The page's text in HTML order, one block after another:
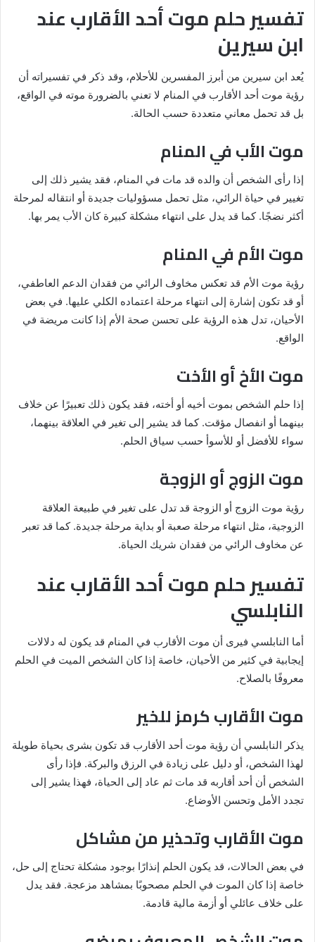
تفسير حلم موت أحد الأقارب عند
ابن سيرين
يُعد ابن سيرين من أبرز المفسرين للأحلام، وقد ذكر في تفسيراته أن
رؤية موت أحد الأقارب في المنام لا تعني بالضرورة موته في الواقع،
بل قد تحمل معاني متعددة حسب الحالة.
موت الأب في المنام
إذا رأى الشخص أن والده قد مات في المنام، فقد يشير ذلك إلى
تغيير في حياة الرائي، مثل تحمل مسؤوليات جديدة أو انتقاله لمرحلة
أكثر نضجًا. كما قد يدل على انتهاء مشكلة كبيرة كان الأب يمر بها.
موت الأم في المنام
رؤية موت الأم قد تعكس مخاوف الرائي من فقدان الدعم العاطفي،
أو قد تكون إشارة إلى انتهاء مرحلة اعتماده الكلي عليها. في بعض
الأحيان، تدل هذه الرؤية على تحسن صحة الأم إذا كانت مريضة في
الواقع.
موت الأخ أو الأخت
إذا حلم الشخص بموت أخيه أو أخته، فقد يكون ذلك تعبيرًا عن خلاف
بينهما أو انفصال مؤقت. كما قد يشير إلى تغير في العلاقة بينهما،
سواء للأفضل أو للأسوأ حسب سياق الحلم.
موت الزوج أو الزوجة
رؤية موت الزوج أو الزوجة قد تدل على تغير في طبيعة العلاقة
الزوجية، مثل انتهاء مرحلة صعبة أو بداية مرحلة جديدة. كما قد تعبر
عن مخاوف الرائي من فقدان شريك الحياة.
تفسير حلم موت أحد الأقارب عند
النابلسي
أما النابلسي فيرى أن موت الأقارب في المنام قد يكون له دلالات
إيجابية في كثير من الأحيان، خاصة إذا كان الشخص الميت في الحلم
معروفًا بالصلاح.
موت الأقارب كرمز للخير
يذكر النابلسي أن رؤية موت أحد الأقارب قد تكون بشرى بحياة طويلة
لهذا الشخص، أو دليل على زيادة في الرزق والبركة. فإذا رأى
الشخص أن أحد أقاربه قد مات ثم عاد إلى الحياة، فهذا يشير إلى
تجدد الأمل وتحسن الأوضاع.
موت الأقارب وتحذير من مشاكل
في بعض الحالات، قد يكون الحلم إنذارًا بوجود مشكلة تحتاج إلى حل،
خاصة إذا كان الموت في الحلم مصحوبًا بمشاهد مزعجة. فقد يدل
على خلاف عائلي أو أزمة مالية قادمة.